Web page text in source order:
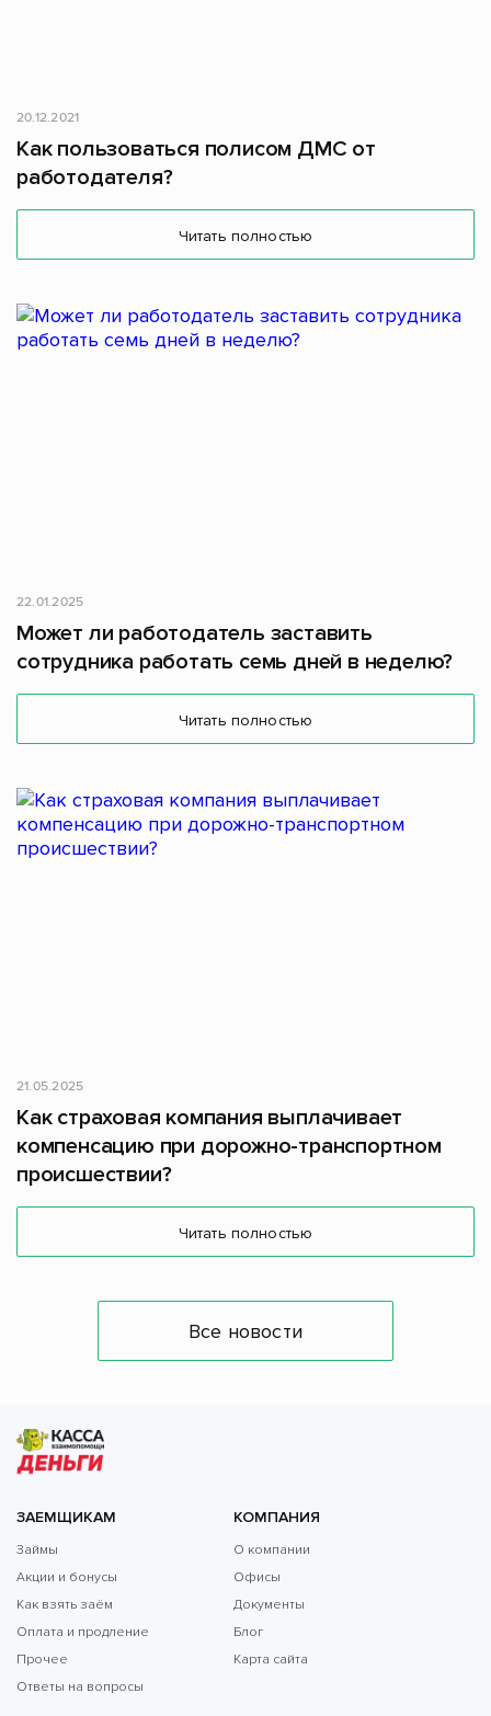
20.12.2021
Как пользоваться полисом ДМС от
работодателя?
Читать полностью
22.01.2025
Может ли​ работода­тель заставить
сотрудника работать семь дней в неделю?
Читать полностью
21.05.2025
Как страховая компания выплачивает
компенсацию при дорожно-транспортном
происшествии?
Читать полностью
Все новости
ЗАЕМЩИКАМ
Займы
Акции и бонусы
Как взять заём
Оплата и продление
Прочее
Ответы на вопросы
КОМПАНИЯ
О компании
Офисы
Документы
Блог
Карта сайта